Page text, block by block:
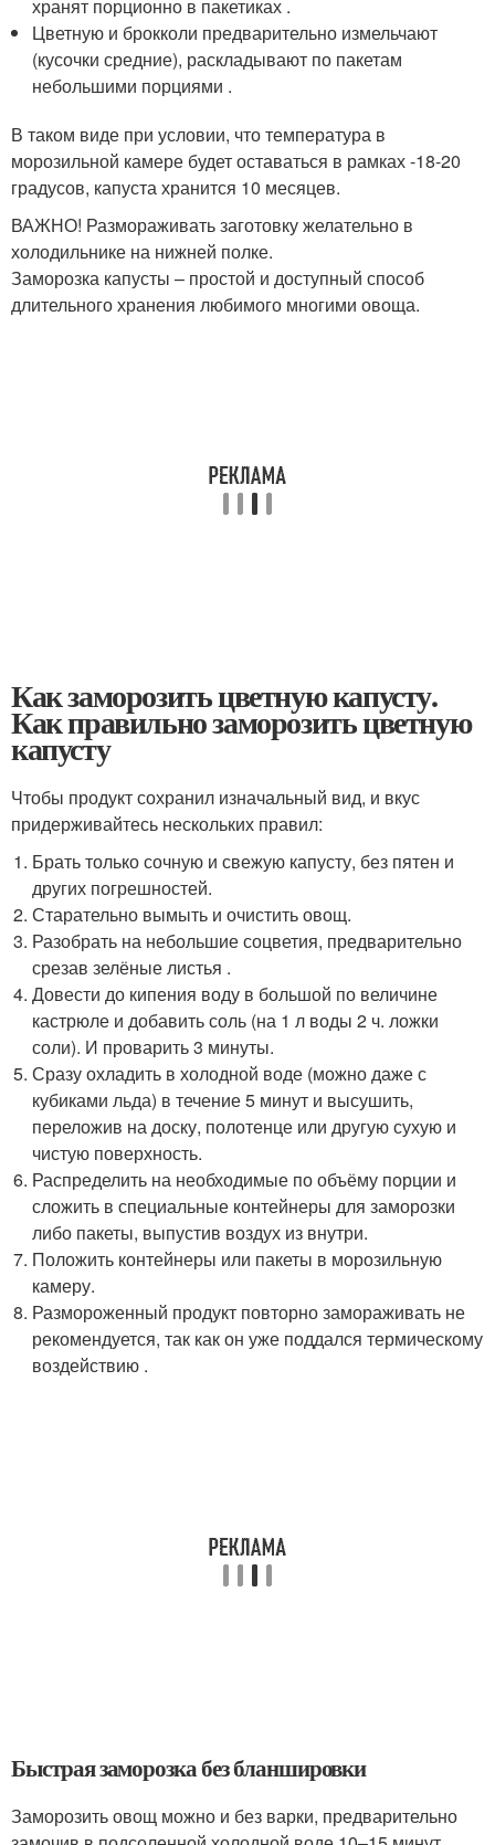
хранят порционно в пакетиках .
Цветную и брокколи предварительно измельчают
(кусочки средние), раскладывают по пакетам
небольшими порциями .
В таком виде при условии, что температура в
морозильной камере будет оставаться в рамках -18-20
градусов, капуста хранится 10 месяцев.
ВАЖНО! Размораживать заготовку желательно в
холодильнике на нижней полке.
Заморозка капусты – простой и доступный способ
длительного хранения любимого многими овоща.
Как заморозить цветную капусту.
Как правильно заморозить цветную
капусту
Чтобы продукт сохранил изначальный вид, и вкус
придерживайтесь нескольких правил:
Брать только сочную и свежую капусту, без пятен и
других погрешностей.
Старательно вымыть и очистить овощ.
Разобрать на небольшие соцветия, предварительно
срезав зелёные листья .
Довести до кипения воду в большой по величине
кастрюле и добавить соль (на 1 л воды 2 ч. ложки
соли). И проварить 3 минуты.
Сразу охладить в холодной воде (можно даже с
кубиками льда) в течение 5 минут и высушить,
переложив на доску, полотенце или другую сухую и
чистую поверхность.
Распределить на необходимые по объёму порции и
сложить в специальные контейнеры для заморозки
либо пакеты, выпустив воздух из внутри.
Положить контейнеры или пакеты в морозильную
камеру.
Размороженный продукт повторно замораживать не
рекомендуется, так как он уже поддался термическому
воздействию .
Быстрая заморозка без бланшировки
Заморозить овощ можно и без варки, предварительно